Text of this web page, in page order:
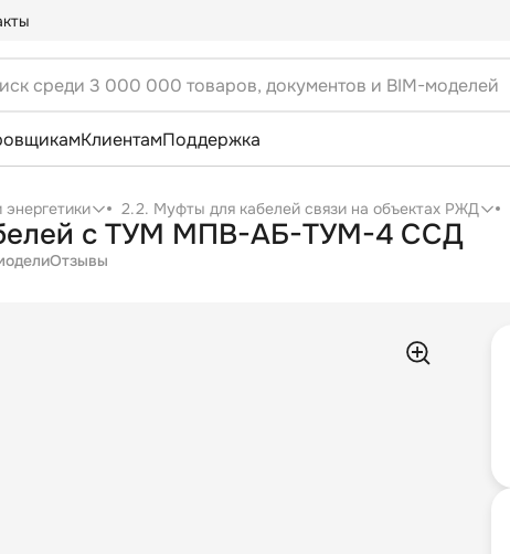
КлиентамПоддержка
2.2. Муфты для кабелей связи на объектах РЖД
с ТУМ МПВ-АБ-ТУМ-4 ССД
Отзывы